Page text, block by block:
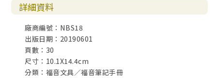
詳細資料
廠商編號：NBS18
出版日期：20190601
頁數：30
尺寸：10.1X14.4cm
分類：福音文具／福音筆記手冊